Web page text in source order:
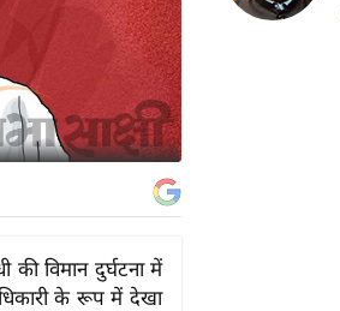
की विमान दुर्घटना में
के रूप में देखा